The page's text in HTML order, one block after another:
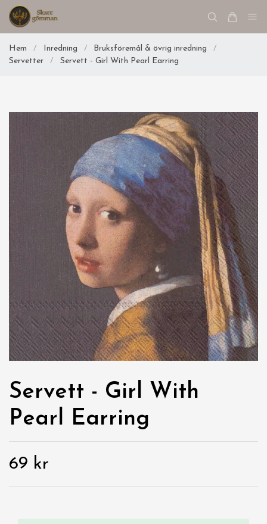
Hem / Inredning / Bruksföremål & övrig inredning
/
Servetter
/ Servett - Girl With Pearl Earring
Servett - Girl With
Pearl Earring
69 kr